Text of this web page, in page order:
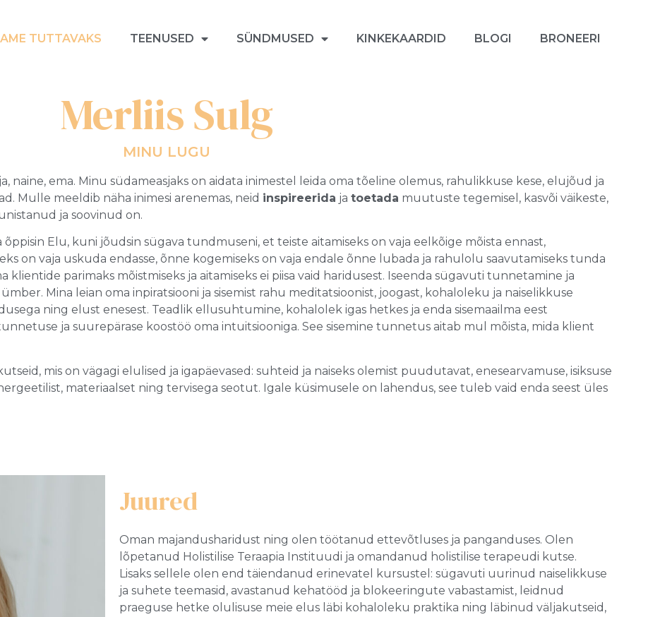
TUTTAVAKS TEENUSED SÜNDMUSED KINKEKAARDID BLOGI BRONEERI
Merliis Sulg
MINU LUGU
naine, ema. Minu südameasjaks on aidata inimestel leida oma tõeline olemus, rahulikkuse kese, elujõud ja
Mulle meeldib näha inimesi arenemas, neid inspireerida ja toetada muutuste tegemisel, kasvõi väikeste,
ja soovinud on.
Elu, kuni jõudsin sügava tundmuseni, et teiste aitamiseks on vaja eelkõige mõista ennast,
on vaja uskuda endasse, õnne kogemiseks on vaja endale õnne lubada ja rahulolu saavutamiseks tunda
parimaks mõistmiseks ja aitamiseks ei piisa vaid haridusest. Iseenda sügavuti tunnetamine ja
Mina leian oma inpiratsiooni ja sisemist rahu meditatsioonist, joogast, kohaloleku ja naiselikkuse
ning elust enesest. Teadlik ellusuhtumine, kohalolek igas hetkes ja enda sisemaailma eest
ja suurepärase koostöö oma intuitsiooniga. See sisemine tunnetus aitab mul mõista, mida klient
mis on vägagi elulised ja igapäevased: suhteid ja naiseks olemist puudutavat, enesearvamuse, isiksuse
materiaalset ning tervisega seotut. Igale küsimusele on lahendus, see tuleb vaid enda seest üles
Juured
Oman majandusharidust ning olen töötanud ettevõtluses ja panganduses. Olen
lõpetanud Holistilise Teraapia Instituudi ja omandanud holistilise terapeudi kutse.
Lisaks sellele olen end täiendanud erinevatel kursustel: sügavuti uurinud naiselikkuse
ja suhete teemasid, avastanud kehatööd ja blokeeringute vabastamist, leidnud
praeguse hetke olulisuse meie elus läbi kohaloleku praktika ning läbinud väljakutseid,